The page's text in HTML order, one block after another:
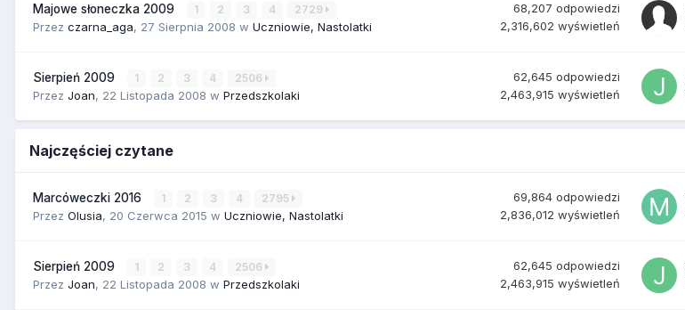
Majowe słoneczka 2009 1 2 3 4 2729
Przez czarna_aga, 27 Sierpnia 2008 w Uczniowie, Nastolatki
68,207 odpowiedzi
2,316,602 wyświetleń
Sierpień 2009 1 2 3 4 2506
Przez Joan, 22 Listopada 2008 w Przedszkolaki
62,645 odpowiedzi
2,463,915 wyświetleń
Najczęściej czytane
Marcóweczki 2016 1 2 3 4 2795
Przez Olusia, 20 Czerwca 2015 w Uczniowie, Nastolatki
69,864 odpowiedzi
2,836,012 wyświetleń
Sierpień 2009 1 2 3 4 2506
Przez Joan, 22 Listopada 2008 w Przedszkolaki
62,645 odpowiedzi
2,463,915 wyświetleń